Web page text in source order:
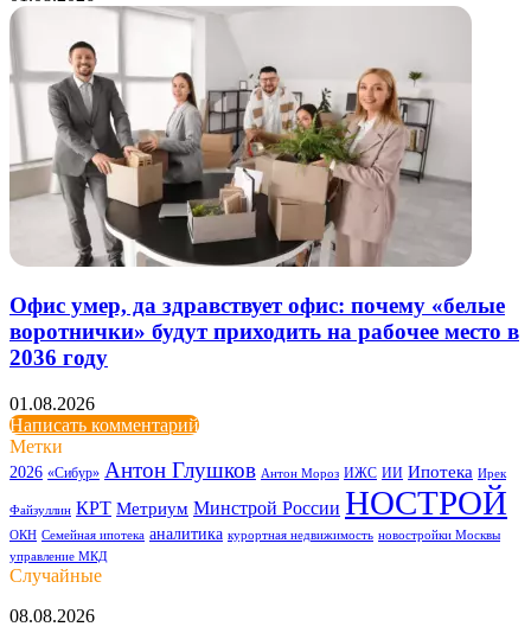
Офис умер, да здравствует офис: почему «белые
воротнички» будут приходить на рабочее место в
2036 году
01.08.2026
Написать комментарий
Метки
2026 «Сибур» Антон Глушков Антон Мороз ИЖС ИИ Ипотека Ирек
Файзуллин КРТ Метриум Минстрой России НОСТРОЙ
ОКН Семейная ипотека аналитика курортная недвижимость новостройки Москвы
управление МКД
Случайные
Откровенный
08.08.2026